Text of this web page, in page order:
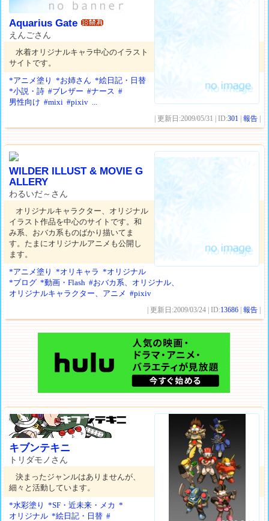
Aquarius Gate
えんごさん
水着オリジナルキャラ中心のイラスト
サイトです。
*アニメ塗り
*お姉さん *絵日記・日替
*小説・詩 #ブレザー #ナース #
男性向け #mixi #pixiv ...
| 更新日:2009/05/31 | ID:301 |報告
WILDER ILLUST & MOVIE G
ALLERY
わるいだ～さん
オリジナルキャラクター、オリジナル
イラスト作品を中心のサイトです。和
み系、おバカ系ものばかり描いてま
す。たまにオリジナルアニメも公開し
ます。
*アニメ塗り
*オリキャラ *オリジナル
*ブログ *動画・Flash #おバカ系、オリジナル、
オリジナルキャラクター、アニメ #pixiv
| 更新日:2009/03/24 | ID:13686 |報告
キブンテキニ
トリダモノさん
決まったジャンルはありませんが、
細々と活動しています。
*水彩塗り
*SF・近未来・メカ *
オリジナル *絵日記・日替 #